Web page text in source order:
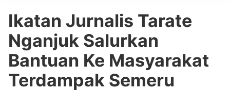
Ikatan Jurnalis Tarate
Nganjuk Salurkan
Bantuan Ke Masyarakat
Terdampak Semeru